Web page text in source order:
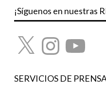
¡Síguenos en nuestras
X InstagramYouTube
SERVICIOS DE